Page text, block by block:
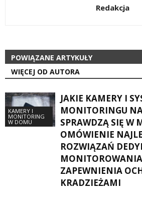
Redakcja
POWIĄZANE ARTYKUŁY
WIĘCEJ OD AUTORA
KAMERY I
MONITORING
W DOMU
JAKIE KAMERY I
MONITORINGU
SPRAWDZĄ SIĘ W
OMÓWIENIE
ROZWIĄZAŃ
ZAPEWNIENIA
KRADZIEŻAMI